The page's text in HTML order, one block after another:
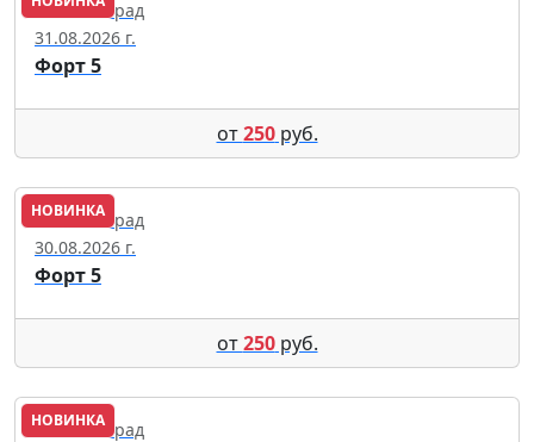
Калининград
31.08.2026 г.
Форт 5
от250руб.
НОВИНКА
Калининград
30.08.2026 г.
Форт 5
от250руб.
НОВИНКА
Калининград